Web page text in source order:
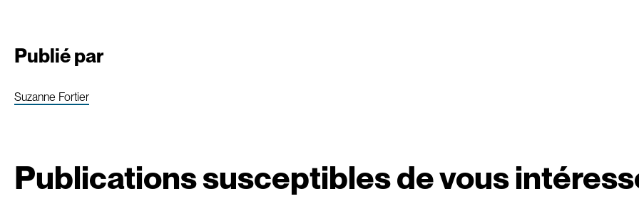
Publié par
Suzanne Fortier
Publications susceptibles de vous